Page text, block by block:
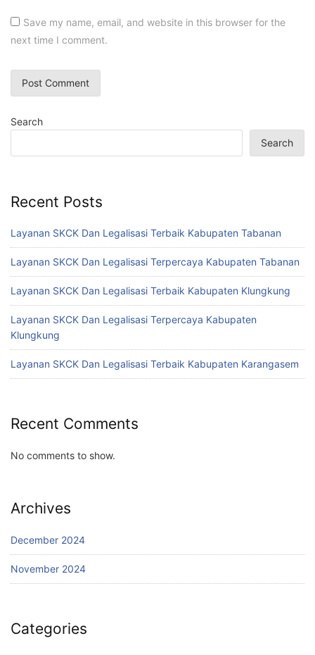
Save my name, email, and website in this browser for the
next time I comment.
Search
Search
Recent Posts
Layanan SKCK Dan Legalisasi Terbaik Kabupaten Tabanan
Layanan SKCK Dan Legalisasi Terpercaya Kabupaten Tabanan
Layanan SKCK Dan Legalisasi Terbaik Kabupaten Klungkung
Layanan SKCK Dan Legalisasi Terpercaya Kabupaten
Klungkung
Layanan SKCK Dan Legalisasi Terbaik Kabupaten Karangasem
Recent Comments
No comments to show.
Archives
December 2024
November 2024
Categories